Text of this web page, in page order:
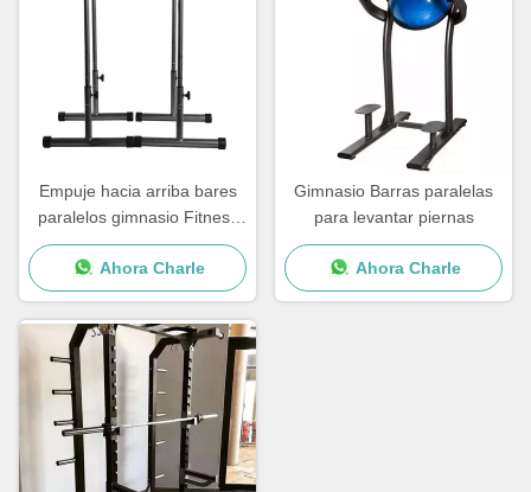
Empuje hacia arriba bares
paralelos gimnasio Fitness
Empuje hacia arriba Dip
Station Bar
Ahora Charle
Gimnasio Barras paralelas
para levantar piernas
Ahora Charle